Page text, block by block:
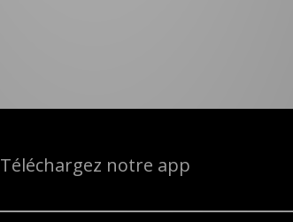
Téléchargez notre app